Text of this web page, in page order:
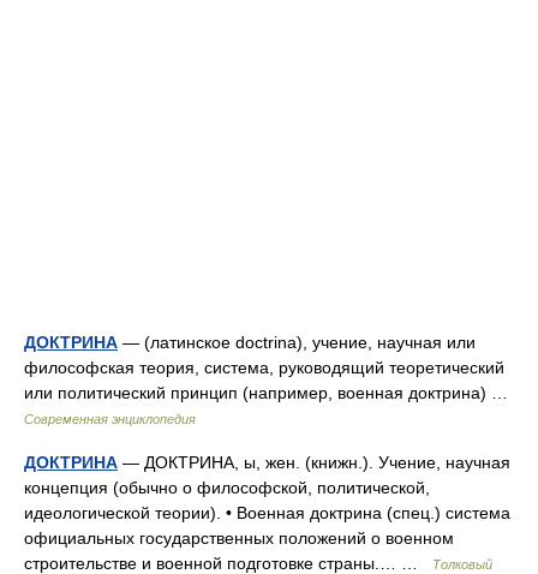
ДОКТРИНА — (латинское doctrina), учение, научная или
философская теория, система, руководящий теоретический
или политический принцип (например, военная доктрина) …
Современная энциклопедия
ДОКТРИНА — ДОКТРИНА, ы, жен. (книжн.). Учение, научная
концепция (обычно о философской, политической,
идеологической теории). • Военная доктрина (спец.) система
официальных государственных положений о военном
строительстве и военной подготовке страны.… …
Толковый